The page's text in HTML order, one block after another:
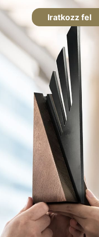
Iratkozz fel